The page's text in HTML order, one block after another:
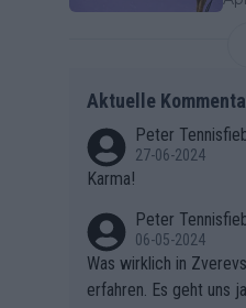
Aktuelle
Peter
27-06-2024
Karma!
Peter
06-05-2024
Was wirklich in
erfahren. Es geht uns